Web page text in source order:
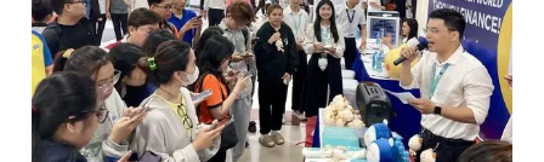
Giấy phép xuất bản số 110/GP - BTTTT cấp ngày 24.3.2020
© 2003-2026 Bản quyền thuộc về Báo Thanh Niên. Cấm sao
chép dưới mọi hình thức nếu không có sự chấp thuận bằng văn
bản. Phát triển bởi ePi Technologies, JSC.